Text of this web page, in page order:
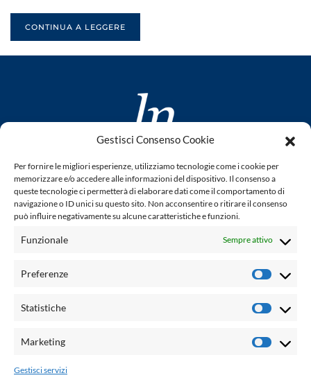
Gestisci Consenso Cookie
Per fornire le migliori esperienze, utilizziamo tecnologie come i cookie per
memorizzare e/o accedere alle informazioni del dispositivo. Il consenso a
queste tecnologie ci permetterà di elaborare dati come il comportamento di
navigazione o ID unici su questo sito. Non acconsentire o ritirare il consenso
può influire negativamente su alcune caratteristiche e funzioni.
Funzionale Sempre attivo
Preferenze
Statistiche
Marketing
Gestisci servizi
CONTINUA A LEGGERE
www.laletteraturaenoi.it
fondato da Romano Luperini
Questo blog non rappresenta una testata giornalistica in
quanto viene aggiornato senza alcuna periodicità. Non può
legge n° 62 del 7.03.2001. L'autore non è responsabile per
email: